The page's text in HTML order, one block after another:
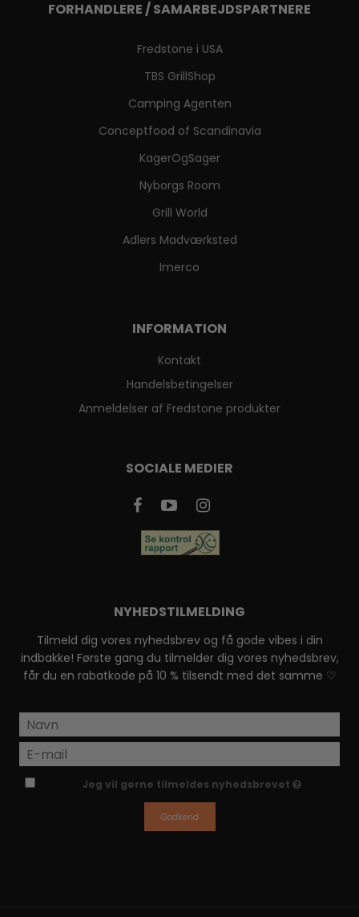
FORHANDLERE / SAMARBEJDSPARTNERE
Fredstone i USA
TBS GrillShop
Camping Agenten
Conceptfood of Scandinavia
KagerOgSager
Nyborgs Room
Grill World
Adlers Madværksted
Imerco
INFORMATION
Kontakt
Handelsbetingelser
Anmeldelser af Fredstone produkter
SOCIALE MEDIER
NYHEDSTILMELDING
Tilmeld dig vores nyhedsbrev og få gode vibes i din
indbakke! Første gang du tilmelder dig vores nyhedsbrev,
får du en rabatkode på 10 % tilsendt med det samme ♡
Jeg vil gerne tilmeldes nyhedsbrevet
Godkend